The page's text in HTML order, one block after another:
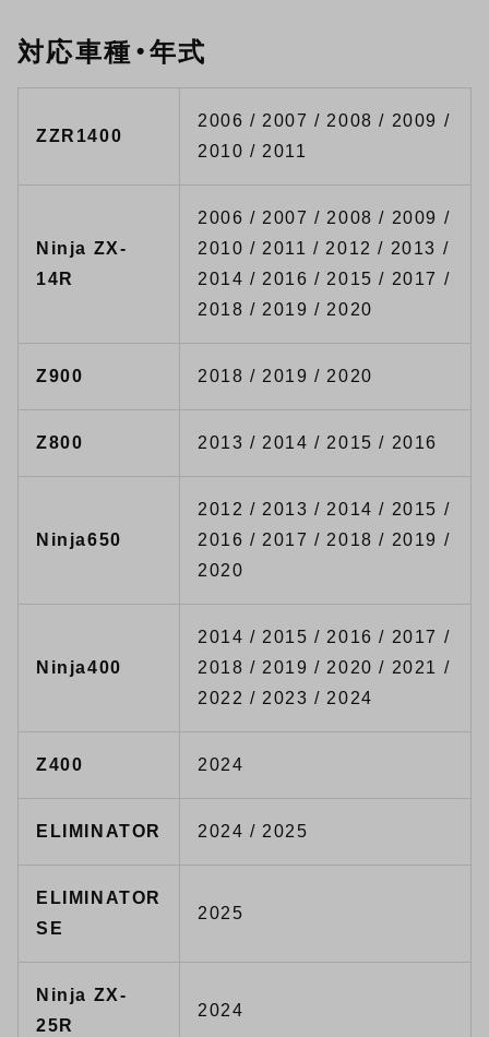
対応車種・年式
ZZR1400
2006 / 2007 / 2008 / 2009 /
2010 / 2011
Ninja ZX-
14R
2006 / 2007 / 2008 / 2009 /
2010 / 2011 / 2012 / 2013 /
2014 / 2016 / 2015 / 2017 /
2018 / 2019 / 2020
Z900 2018 / 2019 / 2020
Z800 2013 / 2014 / 2015 / 2016
Ninja650
2012 / 2013 / 2014 / 2015 /
2016 / 2017 / 2018 / 2019 /
2020
Ninja400
2014 / 2015 / 2016 / 2017 /
2018 / 2019 / 2020 / 2021 /
2022 / 2023 / 2024
Z400 2024
ELIMINATOR 2024 / 2025
ELIMINATOR
SE
2025
Ninja ZX-
25R
2024